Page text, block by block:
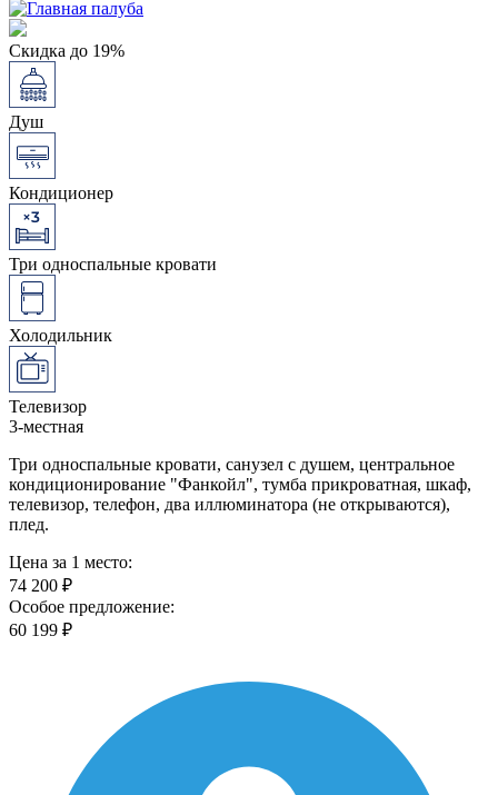
Скидка до 19%
Душ
Кондиционер
Три односпальные кровати
Холодильник
Телевизор
3-местная
Три односпальные кровати, санузел с душем, центральное
кондиционирование "Фанкойл", тумба прикроватная, шкаф,
телевизор, телефон, два иллюминатора (не открываются),
плед.
Цена за 1 место:
74 200 ₽
Особое предложение:
60 199 ₽